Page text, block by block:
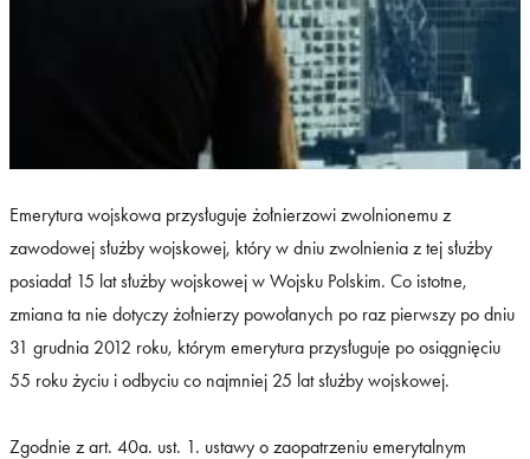
Emerytura wojskowa przysługuje żołnierzowi zwolnionemu z
zawodowej służby wojskowej, który w dniu zwolnienia z tej służby
posiadał 15 lat służby wojskowej w Wojsku Polskim. Co istotne,
zmiana ta nie dotyczy żołnierzy powołanych po raz pierwszy po dniu
31 grudnia 2012 roku, którym emerytura przysługuje po osiągnięciu
55 roku życiu i odbyciu co najmniej 25 lat służby wojskowej.
Zgodnie z art. 40a. ust. 1. ustawy o zaopatrzeniu emerytalnym